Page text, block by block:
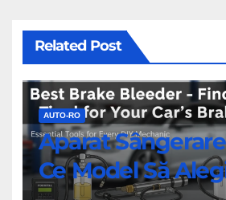
Related Post
AUTO-RO
Aparat
Ce Model Să